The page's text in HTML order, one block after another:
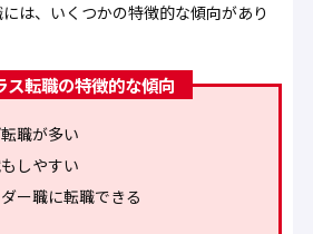
は、いくつかの特徴的な傾向があり
ス転職の特徴的な傾向
職が多い
しやすい
ー職に転職できる